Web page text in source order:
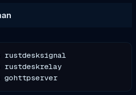
rustdeskrelay